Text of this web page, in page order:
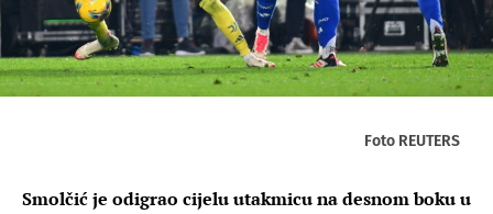
Foto REUTERS
Smolčić je odigrao cijelu utakmicu na desnom boku u